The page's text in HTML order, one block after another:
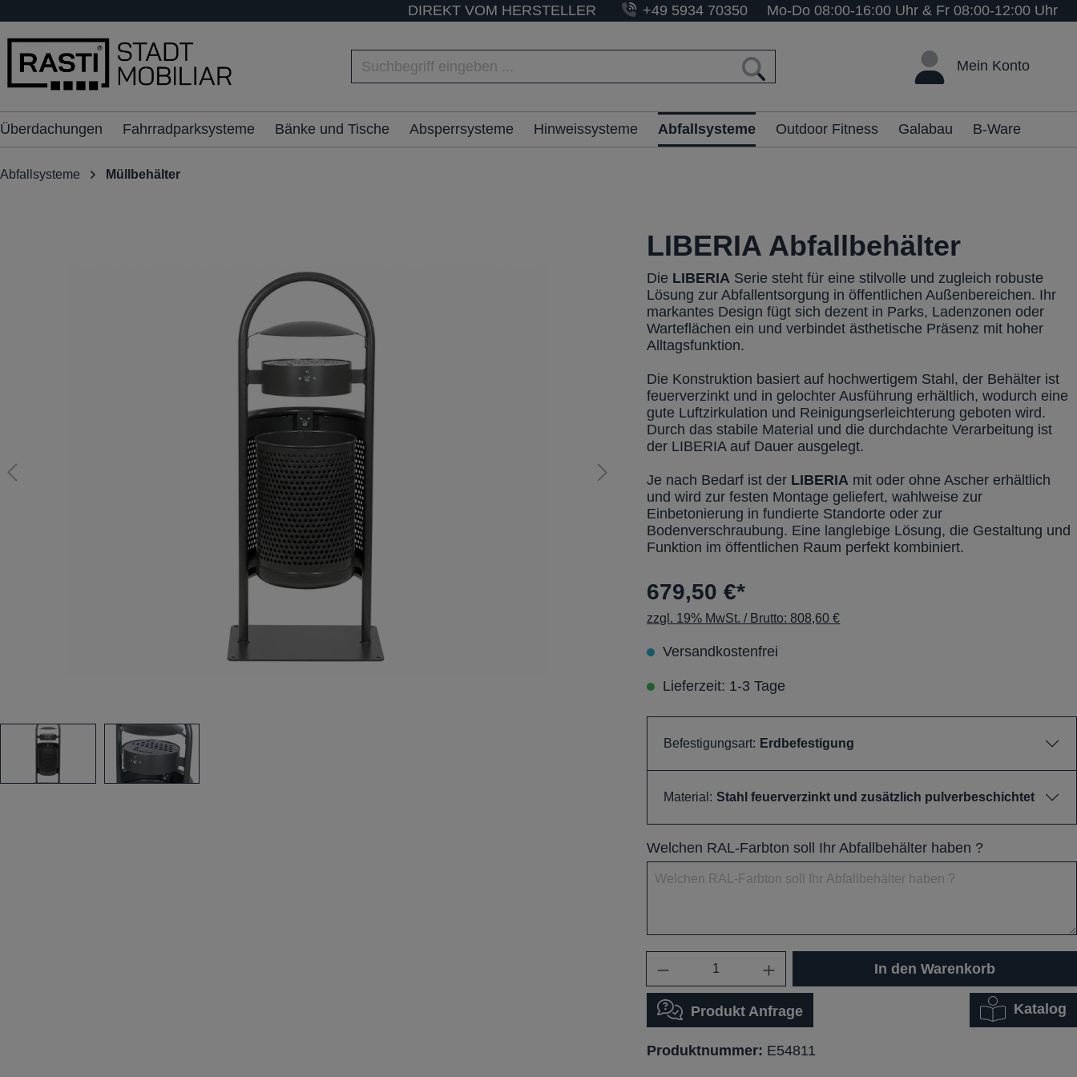
springen
DIREKT VOM HERSTELLER +49 5934 70350 Mo-Do 08:00-16:00 Uhr & Fr 08:00-12:00 Uhr
Mein Konto
Überdachungen Fahrradparksysteme Bänke und Tische Absperrsysteme Hinweissysteme Abfallsysteme Outdoor Fitness Galabau B-Ware
Abfallsysteme Müllbehälter
LIBERIA Abfallbehälter
Die LIBERIA Serie steht für eine stilvolle und zugleich robuste
Lösung zur Abfallentsorgung in öffentlichen Außenbereichen. Ihr
markantes Design fügt sich dezent in Parks, Ladenzonen oder
Warteflächen ein und verbindet ästhetische Präsenz mit hoher
Alltagsfunktion.
Die Konstruktion basiert auf hochwertigem Stahl, der Behälter ist
feuerverzinkt und in gelochter Ausführung erhältlich, wodurch eine
gute Luftzirkulation und Reinigungserleichterung geboten wird.
Durch das stabile Material und die durchdachte Verarbeitung ist
der LIBERIA auf Dauer ausgelegt.
Je nach Bedarf ist der LIBERIA mit oder ohne Ascher erhältlich
und wird zur festen Montage geliefert, wahlweise zur
Einbetonierung in fundierte Standorte oder zur
Bodenverschraubung. Eine langlebige Lösung, die Gestaltung und
Funktion im öffentlichen Raum perfekt kombiniert.
679,50 €*
zzgl. 19% MwSt. / Brutto: 808,60 €
Versandkostenfrei
Lieferzeit: 1-3 Tage
Befestigungsart: Erdbefestigung
Material: Stahl feuerverzinkt und zusätzlich pulverbeschichtet
Welchen RAL-Farbton soll Ihr Abfallbehälter haben ?
In den Warenkorb
Produkt Anfrage Katalog
Produktnummer: E54811